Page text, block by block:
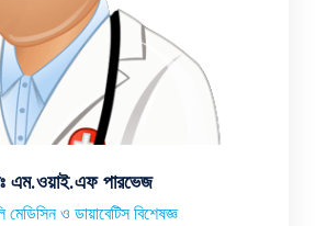
এম.ওয়াই.এফ পারভেজ
মেডিসিন ও ডায়াবেটিস বিশেষজ্ঞ